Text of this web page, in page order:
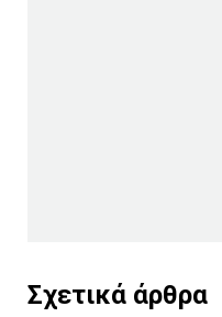
Σχετικά άρθρα